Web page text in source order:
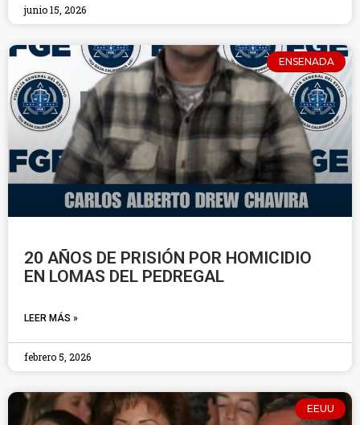
junio 15, 2026
ENSENADA
20 AÑOS DE PRISIÓN POR HOMICIDIO
EN LOMAS DEL PEDREGAL
LEER MÁS »
febrero 5, 2026
EEUU